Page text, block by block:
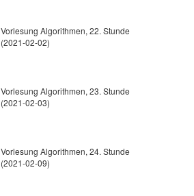
Vorlesung Algorithmen, 22. Stunde
(2021-02-02)
Vorlesung Algorithmen, 23. Stunde
(2021-02-03)
Vorlesung Algorithmen, 24. Stunde
(2021-02-09)